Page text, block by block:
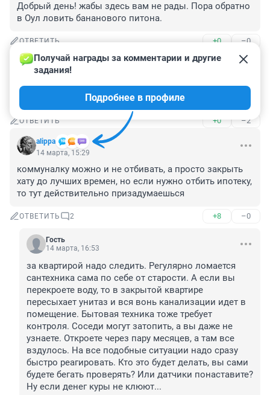
Добрый день! жабы здесь вам не рады. Пора обратно
в Оул ловить бананового питона.
ОТВЕТИТЬ +0 –0
Гость
14 марта, 15:44
Здесь вам не рады. Пора обратно в Оул ловить
бананового питона.
ОТВЕТИТЬ +0 –2
alippa
Получай награды за комментарии и другие
задания!
Подробнее в профиле
14 марта, 15:29
коммуналку можно и не отбивать, а просто закрыть
хату до лучших времен, но если нужно отбить ипотеку,
то тут действительно призадумаешься
ОТВЕТИТЬ 2 +8 –0
Гость
14 марта, 16:53
за квартирой надо следить. Регулярно ломается
сантехника сама по себе от старости. А если вы
перекроете воду, то в закрытой квартире
пересыхает унитаз и вся вонь канализации идет в
помещение. Бытовая техника тоже требует
контроля. Соседи могут затопить, а вы даже не
узнаете. Откроете через пару месяцев, а там все
вздулось. На все подобные ситуации надо сразу
быстро реагировать. Кто это будет делать, вы сами
будете бегать проверять? Или датчики понаставите?
Ну если денег куры не клюют...